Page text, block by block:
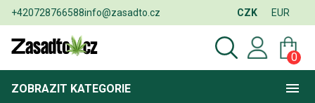
+420728766588info@zasadto.cz CZK EUR
0
ZOBRAZIT KATEGORIE